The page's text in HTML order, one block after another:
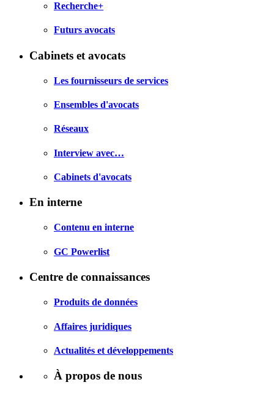
Recherche+
Futurs avocats
Cabinets et avocats
Les fournisseurs de services
Ensembles d'avocats
Réseaux
Interview avec…
Cabinets d'avocats
En interne
Contenu en interne
GC Powerlist
Centre de connaissances
Produits de données
Affaires juridiques
Actualités et développements
À propos de nous